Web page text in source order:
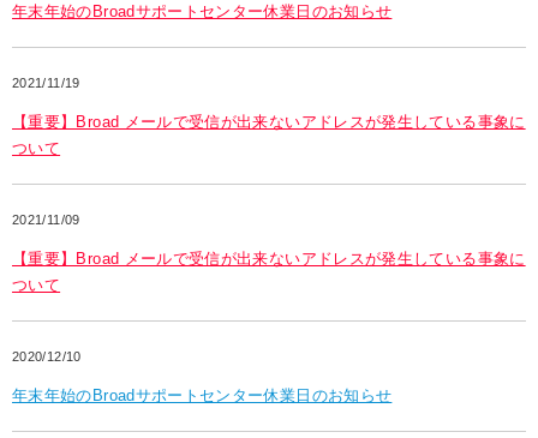
年末年始のBroadサポートセンター休業日のお知らせ
2021/11/19
【重要】Broad メールで受信が出来ないアドレスが発生している事象に
ついて
2021/11/09
【重要】Broad メールで受信が出来ないアドレスが発生している事象に
ついて
2020/12/10
年末年始のBroadサポートセンター休業日のお知らせ